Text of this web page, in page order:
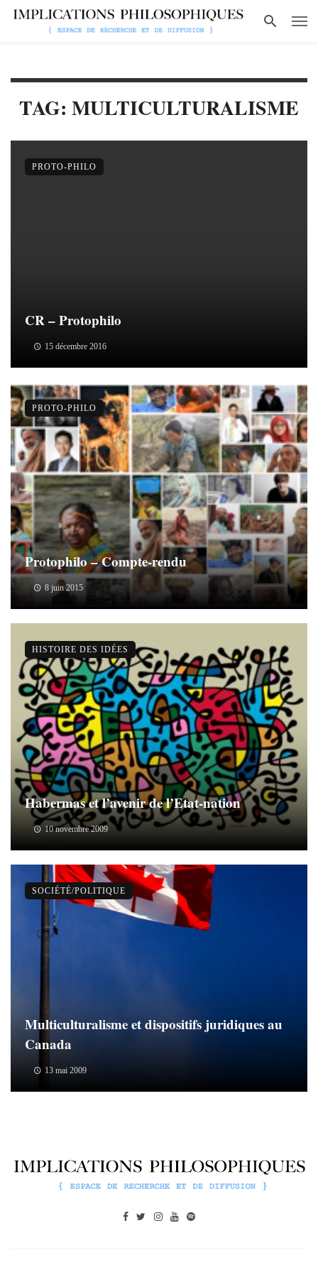
TAG: MULTICULTURALISME
CR – Protophilo
15 décembre 2016
PROTO-PHILO
Protophilo – Compte-rendu
8 juin 2015
PROTO-PHILO
Habermas et l’avenir de l’Etat-nation
10 novembre 2009
HISTOIRE DES IDÉES
Multiculturalisme et dispositifs juridiques au
Canada
13 mai 2009
SOCIÉTÉ/POLITIQUE